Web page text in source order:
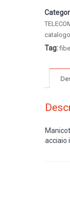
catalogo
Tag:
acciaio